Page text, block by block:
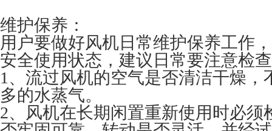
维护保养：
用户要做好风机日常维护保养工作
安全使用状态，建议日常要注意检
1、流过风机的空气是否清洁干燥，
多的水蒸气。
2、风机在长期闲置重新使用时必须